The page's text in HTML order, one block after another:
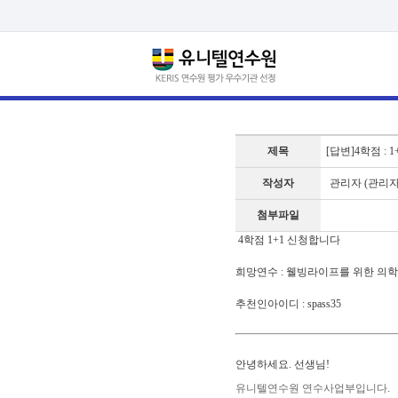
제목 [답변]4학점 :
작성자 관리자 (관리
첨부파일
4학점 1+1 신청합니다
희망연수 : 웰빙라이프를 위한 의
추천인아이디 : spass35
안녕하세요. 선생님!
유니텔연수원 연수사업부입니다.